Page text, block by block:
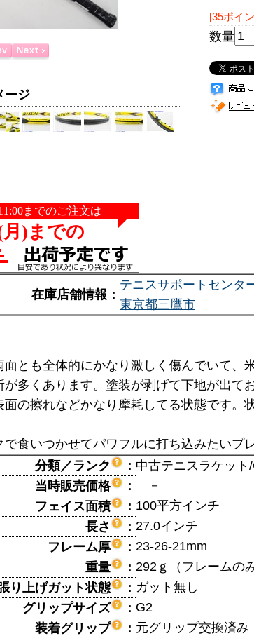
[35ポイ
数量
ージ
在庫店舗情報：
テニスサポートセンタ
東京都三鷹市
面とも全体的にかなり激しく傷んでいて、
が多くあります。塗装が剥げて下地が出
面の擦れなどかなり摩耗してる状態です。
で食いつかせてパワフルに打ち込みたいプ
分類／ランク
： 中古テニスラケット
当時販売価格
：
－
フェイス面積
： 100平方インチ
長さ
： 27.0インチ
フレーム厚
： 23-26-21mm
重量
： 292ｇ（フレームのみ
り上げガット状態
： ガット無し
グリップサイズ
： G2
装着グリップ
： 元グリップ交換済み